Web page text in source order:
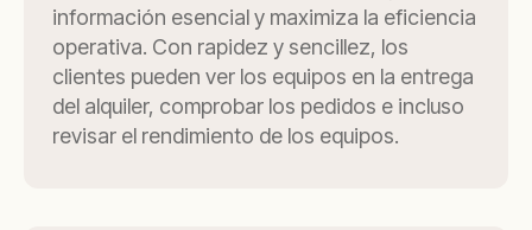
información esencial y maximiza la eficiencia
operativa. Con rapidez y sencillez, los
clientes pueden ver los equipos en la entrega
del alquiler, comprobar los pedidos e incluso
revisar el rendimiento de los equipos.